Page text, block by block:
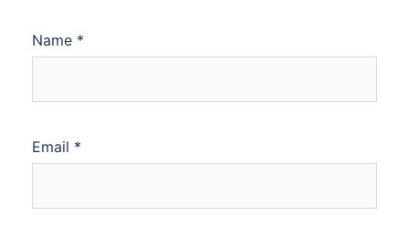
Name *
Email *